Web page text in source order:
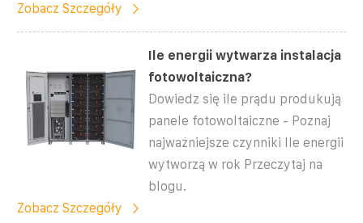
Zobacz Szczegóły
Ile energii wytwarza instalacja
fotowoltaiczna?
Dowiedz się ile prądu produkują
panele fotowoltaiczne - Poznaj
najważniejsze czynniki Ile energii
wytworzą w rok Przeczytaj na
blogu.
Zobacz Szczegóły